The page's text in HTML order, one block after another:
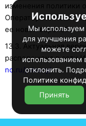
Мы
для улучшения
можете
использованием
отклонить.
Политике
Принять
изменения политики
Оператором.
ее новой версией.
13.3. Актуальная
расположена в сети
no.ru/privacy/.